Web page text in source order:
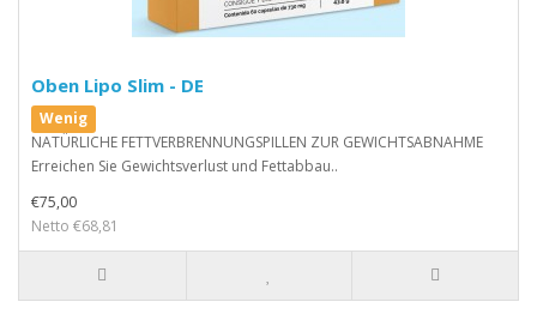
Oben Lipo Slim - DE
Wenig
NATÜRLICHE FETTVERBRENNUNGSPILLEN ZUR GEWICHTSABNAHME
Erreichen Sie Gewichtsverlust und Fettabbau..
€75,00
Netto €68,81